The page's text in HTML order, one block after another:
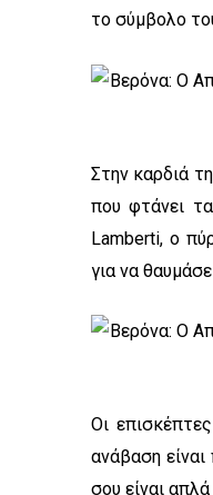
το σύμβολο
Στην καρδιά
που φτάνει
Lamberti, ο
για να
Οι
ανάβαση
σου είναι